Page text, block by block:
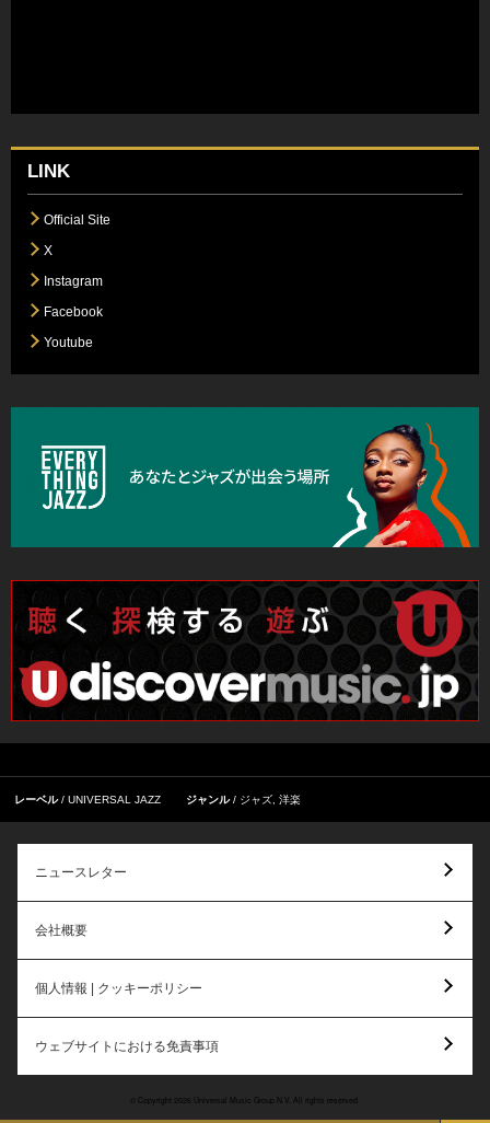
LINK
Official Site
X
Instagram
Facebook
Youtube
レーベル UNIVERSAL JAZZ ジャンル ジャズ 洋楽
ニュースレター
会社概要
個人情報 | クッキーポリシー
ウェブサイトにおける免責事項
© Copyright 2026 Universal Music Group N.V. All rights reserved.